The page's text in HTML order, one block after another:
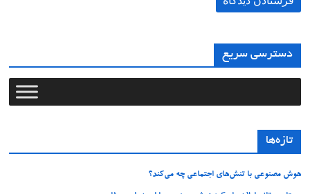
دسترسی سریع
تازه‌ها
هوش مصنوعی با تنش‌های اجتماعی چه می‌کند؟